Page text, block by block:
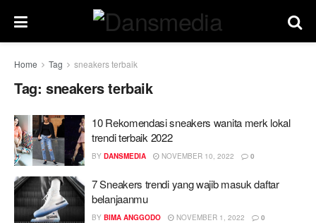
Home Tag sneakers terbaik
Tag: sneakers terbaik
10 Rekomendasi sneakers wanita merk lokal
trendi terbaik 2022
BY DANSMEDIA NOVEMBER 10, 2022 0
7 Sneakers trendi yang wajib masuk daftar
belanjaanmu
BY BIMA ANGGODO NOVEMBER 1, 2022 0